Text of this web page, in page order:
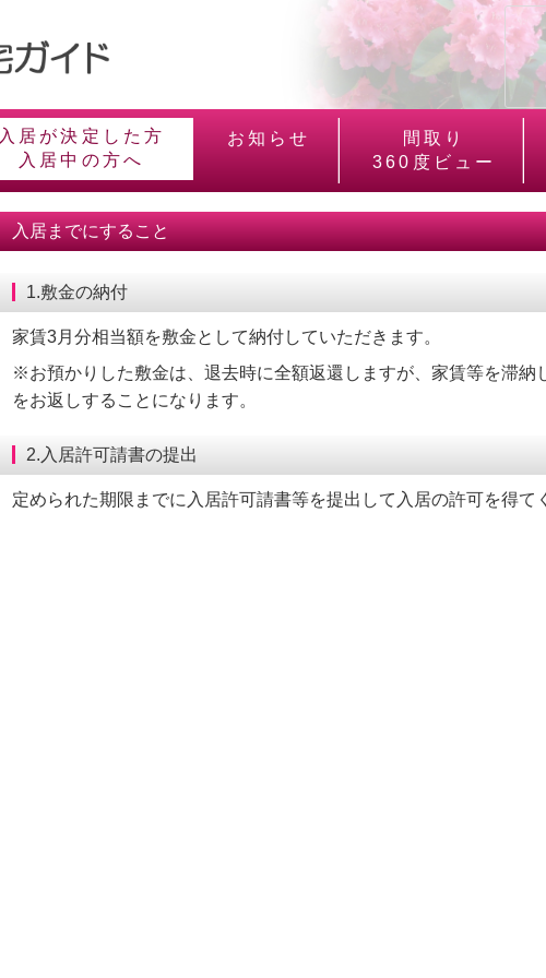
入居が決定した方
入居中の方へ
お知らせ
間取り
360度ビュー
入居までにすること
1.敷金の納付
家賃3月分相当額を敷金として納付していただきます。
※お預かりした敷金は、退去時に全額返還しますが、家賃等を滞納
をお返しすることになります。
2.入居許可請書の提出
定められた期限までに入居許可請書等を提出して入居の許可を得て